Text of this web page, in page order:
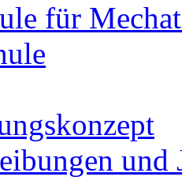
für
und